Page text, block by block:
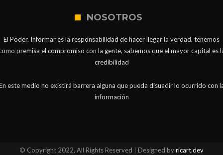
NOSOTROS
El Poder. Informar es la responsabilidad de hacer llegar la verdad, tenemos
premisa el compromiso con la gente, sabemos que el mayor capital es
credibilidad
este medio no existirá barrera alguna que pueda disuadir lo ocurrido con
información
© Copyright 2022, All Rights Reserved | Designed byricart.dev